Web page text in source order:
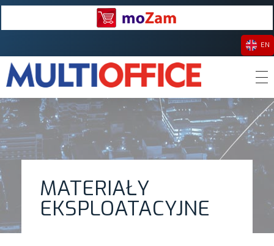
EN
Multioffice Sp z o.o.
MATERIAŁY
EKSPLOATACYJNE